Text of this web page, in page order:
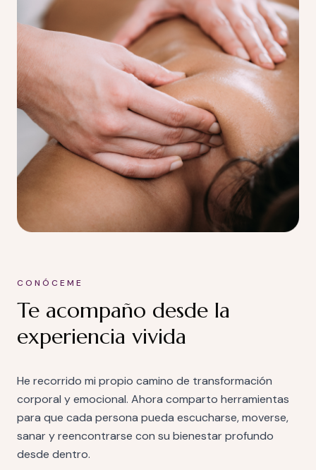
CONÓCEME
Te acompaño desde la
experiencia vivida
He recorrido mi propio camino de transformación
corporal y emocional. Ahora comparto herramientas
para que cada persona pueda escucharse, moverse,
sanar y reencontrarse con su bienestar profundo
desde dentro.